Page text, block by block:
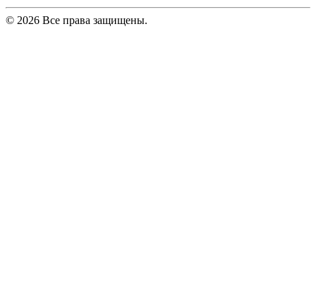
© 2026 Все права защищены.